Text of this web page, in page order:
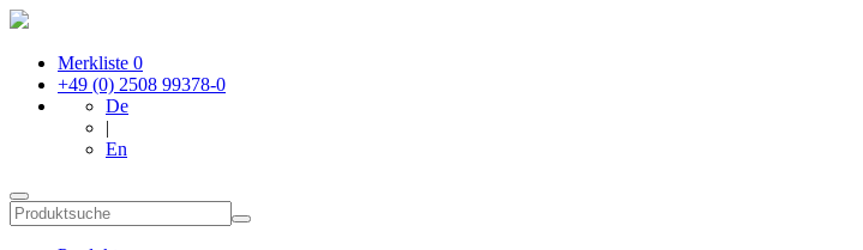
Merkliste 0
+49 (0) 2508 99378-0
De
|
En